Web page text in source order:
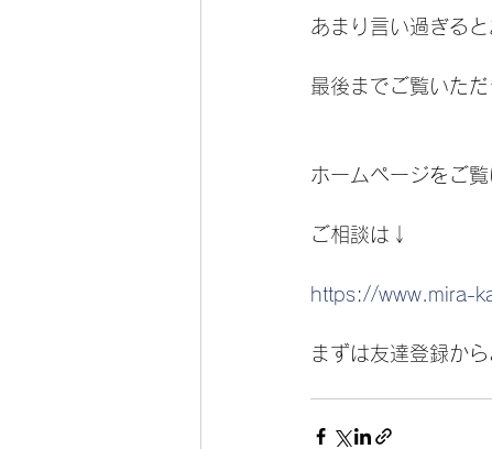
あまり言い過ぎる
最後までご覧いた
ホームページをご覧
ご相談は↓
https://www.mira-
まずは友達登録か